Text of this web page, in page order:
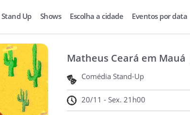
Stand Up Shows Escolha a cidade Eventos por data
Matheus Ceará em
Comédia Stand-Up
20/11 - Sex. 21h00